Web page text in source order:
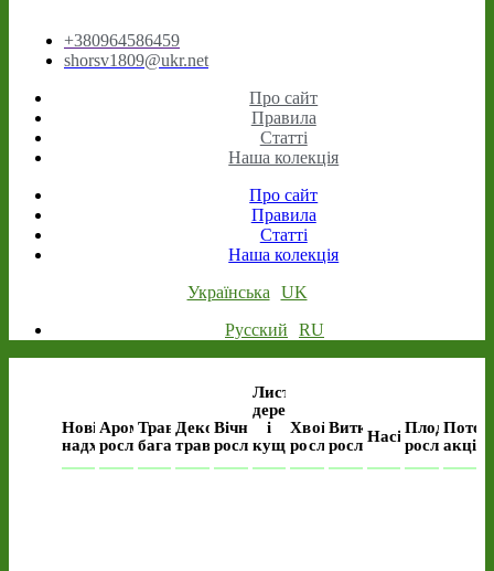
+380964586459
shorsv1809@ukr.net
Про сайт
Правила
Статті
Наша колекція
Про сайт
Правила
Статті
Наша колекція
Українська
UK
Русский
RU
Нові
надходження
Ароматичні
рослини
Трав’янисті
багаторічні
Декоративні
трави
Вічнозелені
рослини
Листяні
дерева
і
кущі
Хвойні
рослини
Виткі
рослиниНасінняПлодові
рослини
акція